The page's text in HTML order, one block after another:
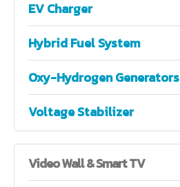
EV Charger
Hybrid Fuel System
Oxy-Hydrogen Generators
Voltage Stabilizer
VideoWall & Smart TV